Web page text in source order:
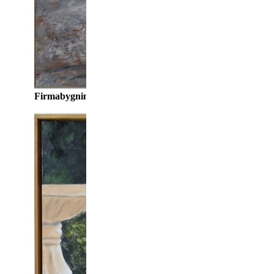
Firmabygning